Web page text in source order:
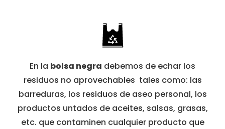
En la bolsa negra debemos de echar los
residuos no aprovechables tales como: las
barreduras, los residuos de aseo personal, los
productos untados de aceites, salsas, grasas,
etc. que contaminen cualquier producto que